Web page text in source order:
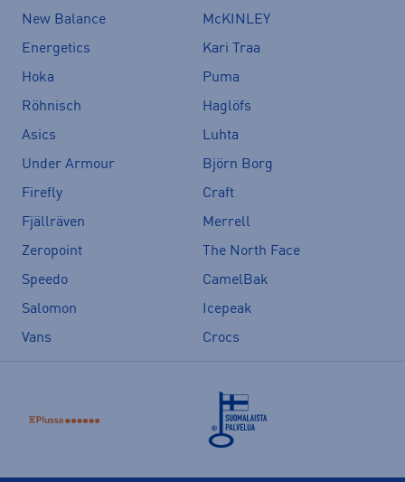
New Balance
McKINLEY
Energetics
Kari Traa
Hoka
Puma
Röhnisch
Haglöfs
Asics
Luhta
Under Armour
Björn Borg
Firefly
Craft
Fjällräven
Merrell
Zeropoint
The North Face
Speedo
CamelBak
Salomon
Icepeak
Vans
Crocs